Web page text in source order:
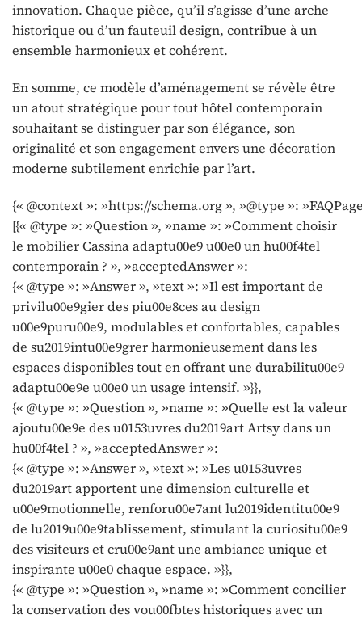
innovation. Chaque pièce, qu’il s’agisse d’une arche
historique ou d’un fauteuil design, contribue à un
ensemble harmonieux et cohérent.
En somme, ce modèle d’aménagement se révèle être
un atout stratégique pour tout hôtel contemporain
souhaitant se distinguer par son élégance, son
originalité et son engagement envers une décoration
moderne subtilement enrichie par l’art.
{« @context »: »https://schema.org », »@type »:
[{« @type »: »Question », »name »: »Comment choisir
le mobilier Cassina adaptu00e9 u00e0 un hu00f4tel
contemporain ? », »acceptedAnswer »:
{« @type »: »Answer », »text »: »Il est important de
privilu00e9gier des piu00e8ces au design
u00e9puru00e9, modulables et confortables, capables
de su2019intu00e9grer harmonieusement dans les
espaces disponibles tout en offrant une durabilitu00e9
adaptu00e9e u00e0 un usage intensif. »}},
{« @type »: »Question », »name »: »Quelle est la valeur
ajoutu00e9e des u0153uvres du2019art Artsy dans un
hu00f4tel ? », »acceptedAnswer »:
{« @type »: »Answer », »text »: »Les u0153uvres
du2019art apportent une dimension culturelle et
u00e9motionnelle, renforu00e7ant lu2019identitu00e9
de lu2019u00e9tablissement, stimulant la curiositu00e9
des visiteurs et cru00e9ant une ambiance unique et
inspirante u00e0 chaque espace. »}},
{« @type »: »Question », »name »: »Comment concilier
la conservation des vou00fbtes historiques avec un